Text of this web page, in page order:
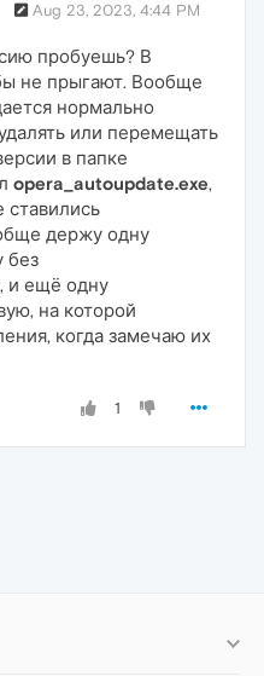
Aug 23, 2023, 4:44 PM
пробуешь? В
не прыгают. Вообще
нормально
или перемещать
в папке
opera_autoupdate.exe,
ставились
держу одну
без
и ещё одну
на которой
когда замечаю их
1